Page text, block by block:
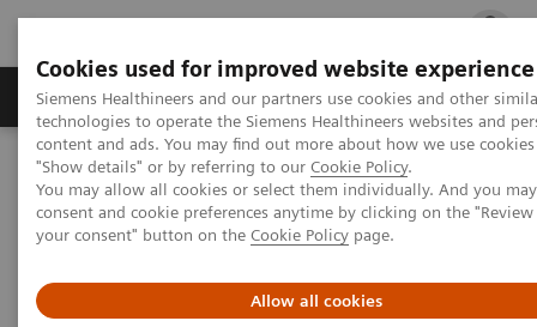
Cookies used for improved website experience
Siemens Healthineers and our partners use cookies and other
technologies to operate the Siemens Healthineers websites and
content and ads. You may find out more about how we use
"Show details" or by referring to our Cookie Policy.
You may allow all cookies or select them individually. And you
consent and cookie preferences anytime by clicking on the "Review
your consent" button on the Cookie Policy page.
Allow all cookies
지멘스 헬시니어스(주) 채용 주요 제품
지멘스 헬시니어스(주)
Clinical Specialties & Diseases
Organ Transplantation - ISDs
Cyclosporine Assays
Emit 2000 Cyclosporine Specific Assay
Emit 2000 Cyclosporine Specific